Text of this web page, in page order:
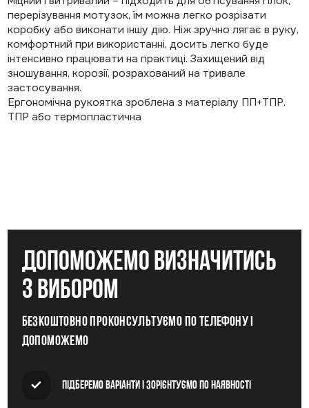
перерізування мотузок, їм можна легко розрізати
коробку або виконати іншу дію. Ніж зручно лягає в руку,
комфортний при використанні, досить легко буде
інтенсивно працювати на практиці. Захищений від
зношування, корозії, розрахований на тривале
застосування.
Ергономічна рукоятка зроблена з матеріалу ПП+ТПР.
ТПР або термопластична
допоможемо визначитись
з вибором
Безкоштовно проконсультуємо по телефону і
допоможемо
Підберемо варіанти і зорієнтуємо по наявності